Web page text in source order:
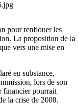
pour renflouer les
La proposition de la
vers une mise en
en substance,
lors de son
financier pourrait
la crise de 2008.